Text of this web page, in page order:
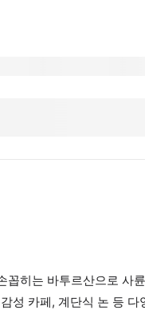
꼽히는 바투르산으로 사
성 카페, 계단식 논 등